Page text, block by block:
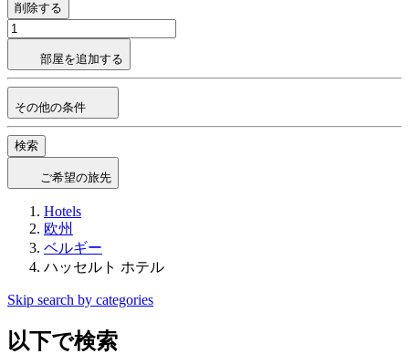
削除する
部屋を追加する
その他の条件
検索
ご希望の旅先
Hotels
欧州
ベルギー
ハッセルト ホテル
Skip search by categories
以下で検索